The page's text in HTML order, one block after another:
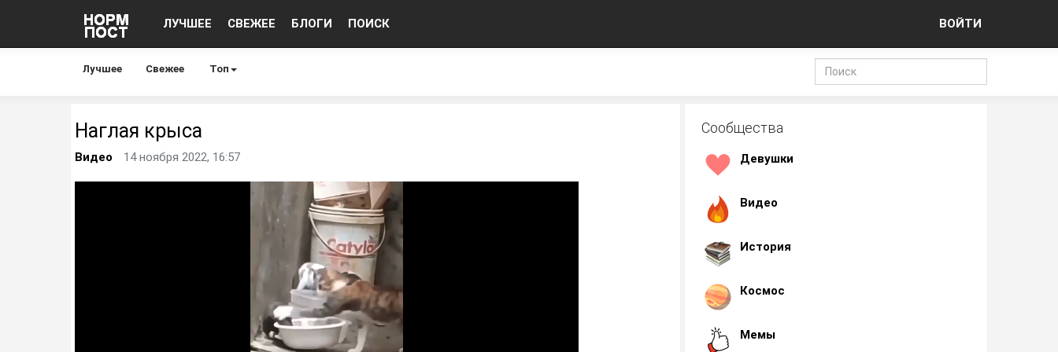
ЛУЧШЕЕ СВЕЖЕЕ БЛОГИ ПОИСК ВОЙТИ
Лучшее Свежее Топ
Наглая крыса
Видео 14 ноября 2022, 16:57
Сообщества
Девушки
Видео
История
Космос
Мемы